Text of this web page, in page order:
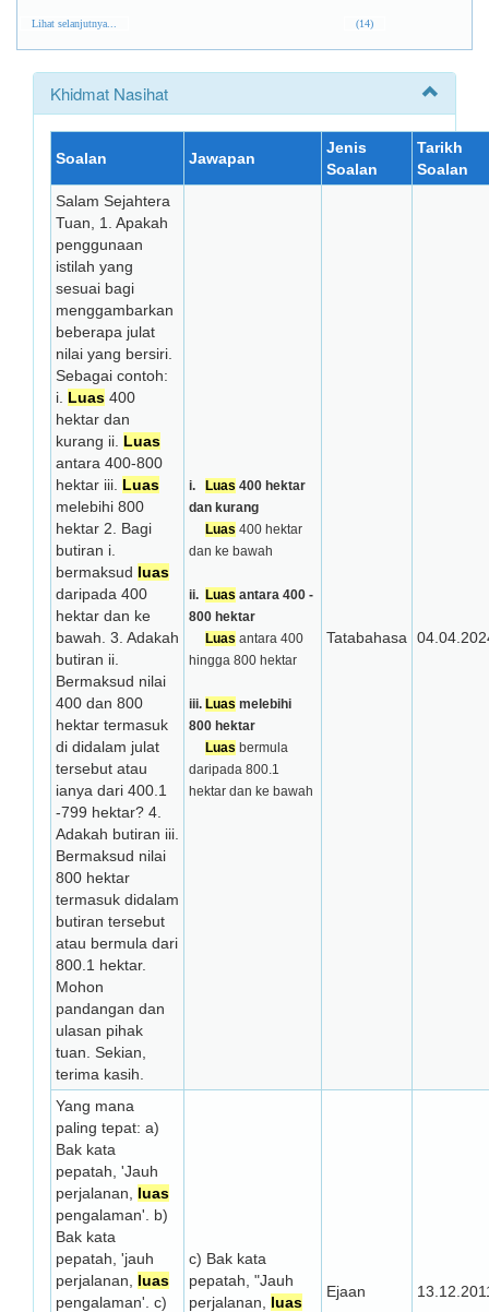
Lihat selanjutnya... (14)
Khidmat Nasihat
Soalan Jawapan
Jenis
Soalan
Tarikh
Soalan
Salam Sejahtera
Tuan, 1. Apakah
penggunaan
istilah yang
sesuai bagi
menggambarkan
beberapa julat
nilai yang bersiri.
Sebagai contoh:
i. Luas 400
hektar dan
kurang ii. Luas
antara 400-800
hektar iii. Luas
melebihi 800
hektar 2. Bagi
butiran i.
bermaksud luas
daripada 400
hektar dan ke
bawah. 3. Adakah
butiran ii.
Bermaksud nilai
400 dan 800
hektar termasuk
di didalam julat
tersebut atau
ianya dari 400.1
-799 hektar? 4.
Adakah butiran iii.
Bermaksud nilai
800 hektar
termasuk didalam
butiran tersebut
atau bermula dari
800.1 hektar.
Mohon
pandangan dan
ulasan pihak
tuan. Sekian,
terima kasih.
i. Luas 400 hektar
dan kurang
Luas 400 hektar
dan ke bawah
ii. Luas antara 400 -
800 hektar
Luas antara 400
hingga 800 hektar
iii. Luas melebihi
800 hektar
Luas bermula
daripada 800.1
hektar dan ke bawah
Tatabahasa
Yang mana
paling tepat: a)
Bak kata
pepatah, 'Jauh
perjalanan, luas
pengalaman'. b)
Bak kata
pepatah, 'jauh
perjalanan, luas
pengalaman'. c)
c) Bak kata
pepatah, "Jauh
perjalanan, luas
Ejaan